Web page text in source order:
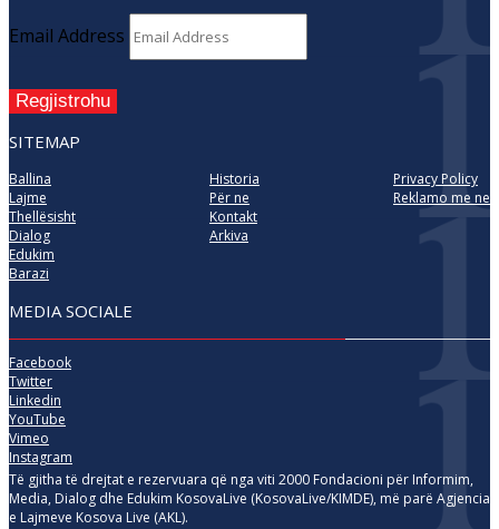
Email Address
Regjistrohu
SITEMAP
Ballina
Lajme
Thellësisht
Dialog
Edukim
Barazi
Historia
Për ne
Kontakt
Arkiva
Privacy Policy
Reklamo me ne
MEDIA SOCIALE
Facebook
Twitter
Linkedin
YouTube
Vimeo
Instagram
Të gjitha të drejtat e rezervuara që nga viti 2000 Fondacioni për Informim,
Media, Dialog dhe Edukim KosovaLive (KosovaLive/KIMDE), më parë Agjencia
e Lajmeve Kosova Live (AKL).